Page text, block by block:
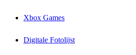
Xbox Games
Digitale Fotolijst